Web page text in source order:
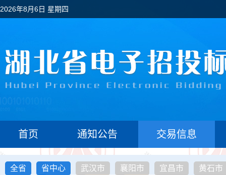
2026年8月6日 星期四
首页 通知公告 交易信息
全省 省中心 武汉市 襄阳市 宜昌市
黄石市